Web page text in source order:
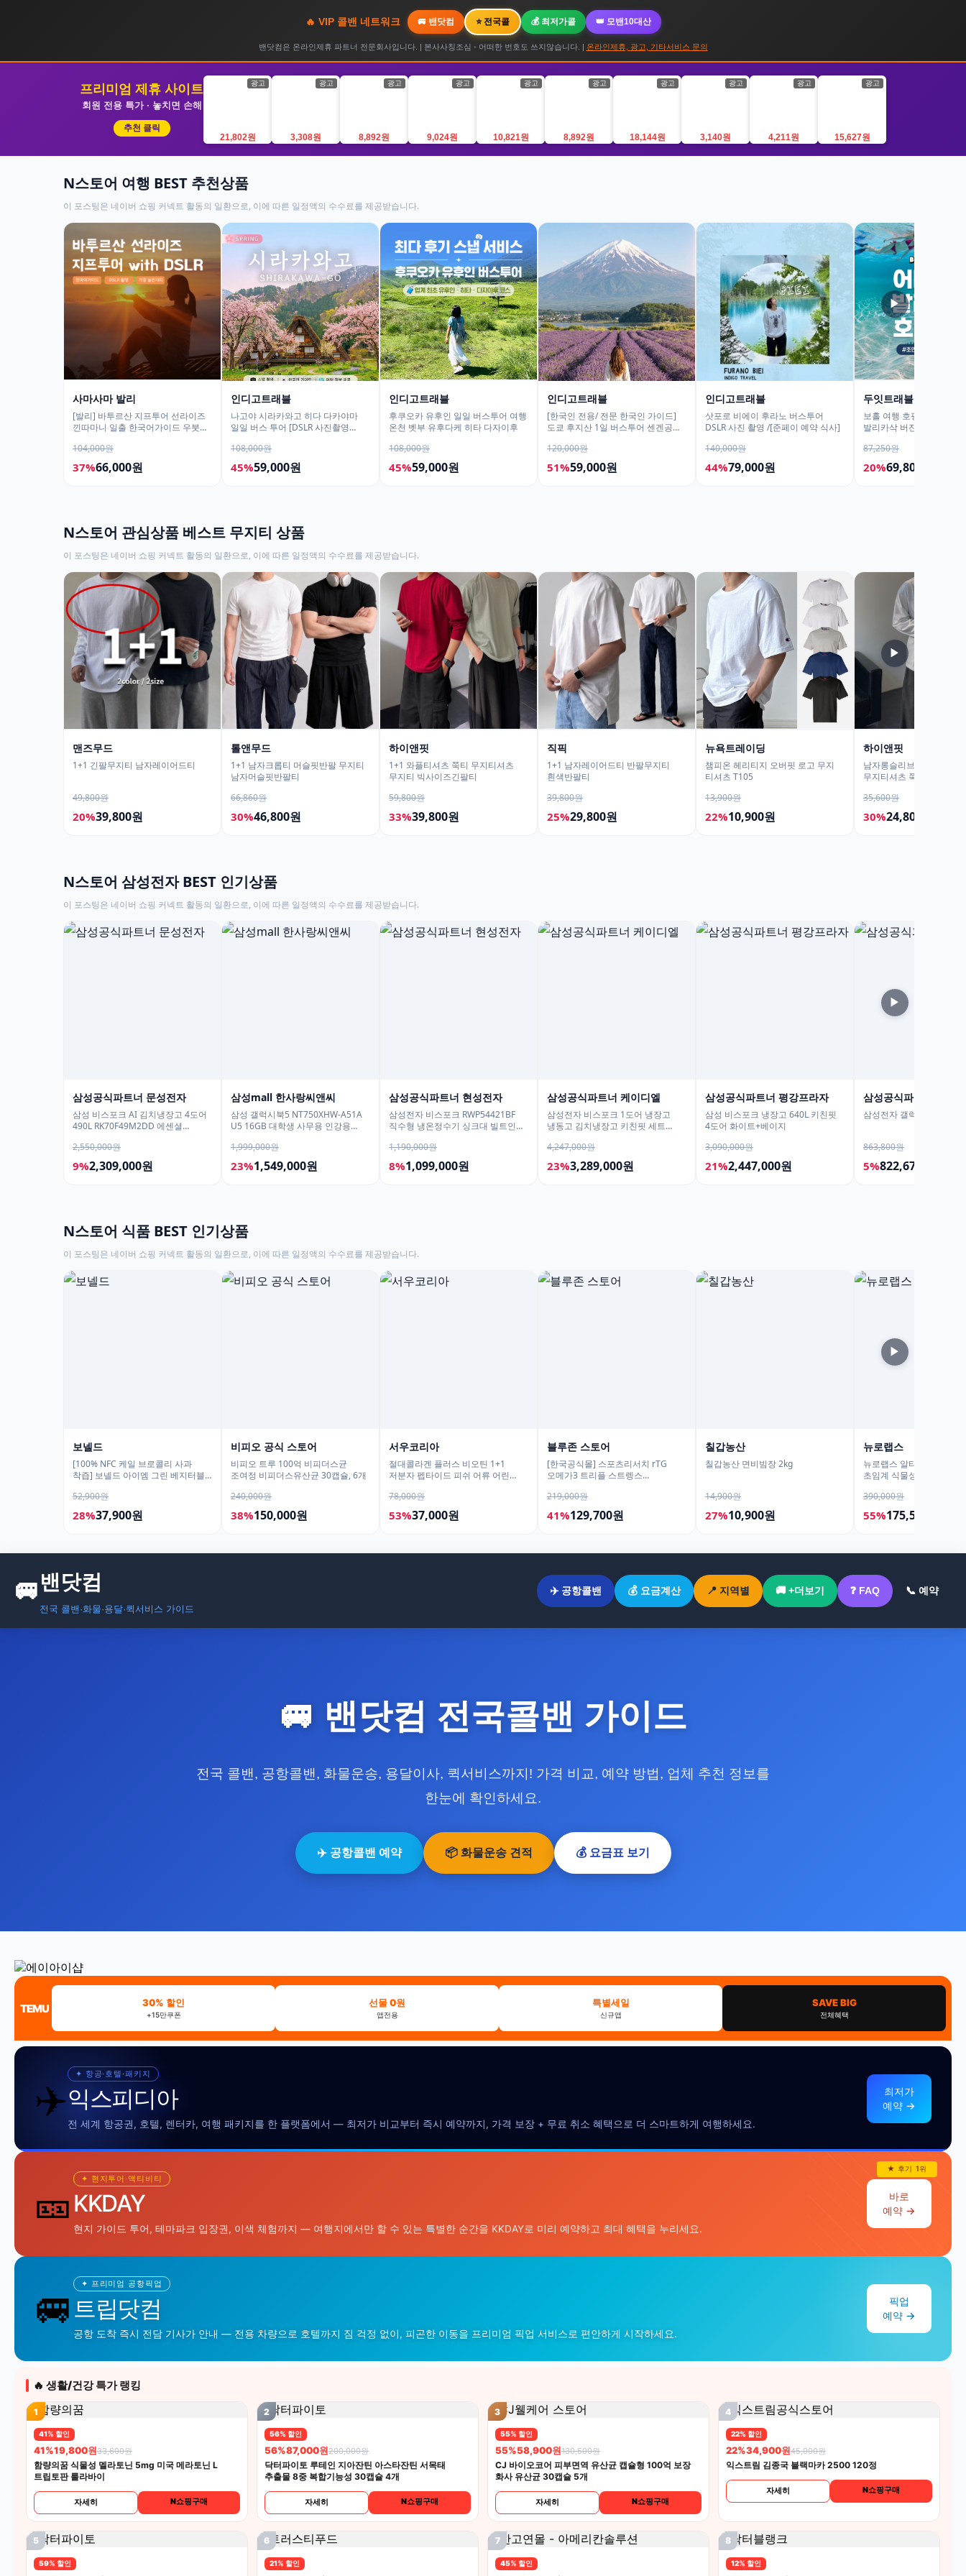
🔥 VIP 콜밴 네트워크 🚐 밴닷컴 ⭐ 전국콜 💰 최저가콜 👑 모밴10대산
밴닷컴은 온라인제휴 파트너 전문회사입니다. | 본사사칭조심 - 어떠한 번호도 쓰지않습니다. | 온라인제휴, 광고, 기타서비스 문의
프리미엄 제휴 사이트
회원 전용 특가 · 놓치면 손해
추천 클릭
광고
21,802원
광고
3,308원
광고
8,892원
광고
9,024원
광고
10,821원
광고
8,892원
광고
18,144원
광고
3,140원
광고
4,211원
광고
15,627원
N스토어 여행 BEST 추천상품
이 포스팅은 네이버 쇼핑 커넥트 활동의 일환으로, 이에 따른 일정액의 수수료를 제공받습니다.
사마사마 발리
[발리] 바투르산 지프투어 선라이즈
낀따마니 일출 한국어가이드 우붓
104,000원
37%66,000원
인디고트래블
나고야 시라카와고 히다 다카야마
일일 버스 투어 [DSLR 사진촬영
108,000원
45%59,000원
인디고트래블
후쿠오카 유후인 일일 버스투어 여행
온천 벳부 유후다케 히타 다자이후
108,000원
45%59,000원
인디고트래블
[한국인 전용/ 전문 한국인 가이드]
도쿄 후지산 1일 버스투어 센겐공원
120,000원
51%59,000원
인디고트래블
삿포로 비에이 후라노 버스투어
DSLR 사진 촬영 /[준페이 예약 식사]
140,000원
44%79,000원
두잇트래블
보홀 여행 호핑투어 어메
발리카삭 버진아일랜드 돌
87,250원
20%69,800원
▶
N스토어 관심상품 베스트 무지티 상품
이 포스팅은 네이버 쇼핑 커넥트 활동의 일환으로, 이에 따른 일정액의 수수료를 제공받습니다.
맨즈무드
1+1 긴팔무지티 남자레이어드티
49,800원
20%39,800원
톨앤무드
1+1 남자크롭티 머슬핏반팔 무지티
남자머슬핏반팔티
66,860원
30%46,800원
하이앤핏
1+1 와플티셔츠 쭉티 무지티셔츠
무지티 빅사이즈긴팔티
59,800원
33%39,800원
직픽
1+1 남자레이어드티 반팔무지티
흰색반팔티
39,800원
25%29,800원
뉴욕트레이딩
챔피온 헤리티지 오버핏 로고 무지
티셔츠 T105
13,900원
22%10,900원
하이앤핏
남자롱슬리브 긴팔무지티
무지티셔츠 쭉티
35,600원
30%24,800원
▶
N스토어 삼성전자 BEST 인기상품
이 포스팅은 네이버 쇼핑 커넥트 활동의 일환으로, 이에 따른 일정액의 수수료를 제공받습니다.
삼성공식파트너 문성전자
삼성 비스포크 AI 김치냉장고 4도어
490L RK70F49M2DD 에센셜
2,550,000원
9%2,309,000원
삼성mall 한사랑씨앤씨
삼성 갤럭시북5 NT750XHW-A51A
U5 16GB 대학생 사무용 인강용
1,999,000원
23%1,549,000원
삼성공식파트너 현성전자
삼성전자 비스포크 RWP54421BF
직수형 냉온정수기 싱크대 빌트인
1,190,000원
8%1,099,000원
삼성공식파트너 케이디엘
삼성전자 비스포크 1도어 냉장고
냉동고 김치냉장고 키친핏 세트
4,247,000원
23%3,289,000원
삼성공식파트너 평강프라자
삼성 비스포크 냉장고 640L 키친핏
4도어 화이트+베이지
3,090,000원
21%2,447,000원
삼성공식파트너 포디
삼성전자 갤럭시탭 S10 FE
863,800원
5%822,670원
▶
N스토어 식품 BEST 인기상품
이 포스팅은 네이버 쇼핑 커넥트 활동의 일환으로, 이에 따른 일정액의 수수료를 제공받습니다.
보넬드
[100% NFC 케일 브로콜리 사과
착즙] 보넬드 아이엠 그린 베지터블,
52,900원
28%37,900원
비피오 공식 스토어
비피오 트루 100억 비피더스균
조여정 비피더스유산균 30캡슐, 6개
240,000원
38%150,000원
서우코리아
절대콜라겐 플러스 비오틴 1+1
저분자 펩타이드 피쉬 어류 어린
78,000원
53%37,000원
블루존 스토어
[한국공식몰] 스포츠리서치 rTG
오메가3 트리플 스트렝스
219,000원
41%129,700원
칠갑농산
칠갑농산 면비빔장 2kg
14,900원
27%10,900원
뉴로랩스
뉴로랩스 알티지 오메가3
초임계 식물성 오메가쓰리
390,000원
55%175,500원
▶
🚐밴닷컴
전국 콜밴·화물·용달·퀵서비스 가이드
✈️ 공항콜밴 💰 요금계산 📍 지역별 🚚 +더보기 ❓ FAQ 📞 예약
🚐 밴닷컴 전국콜밴 가이드
전국 콜밴, 공항콜밴, 화물운송, 용달이사, 퀵서비스까지! 가격 비교, 예약 방법, 업체 추천 정보를
한눈에 확인하세요.
✈️ 공항콜밴 예약 📦 화물운송 견적 💰 요금표 보기
TEMU 30% 할인
+15만쿠폰
선물 0원
앱전용
특별세일
신규앱
SAVE BIG
전체혜택
✈️
✦ 항공·호텔·패키지
익스피디아
전 세계 항공권, 호텔, 렌터카, 여행 패키지를 한 플랫폼에서 — 최저가 비교부터 즉시 예약까지, 가격 보장 + 무료 취소 혜택으로 더 스마트하게 여행하세요.
최저가
예약 →
★ 후기 1위
🎫
✦ 현지투어·액티비티
KKDAY
현지 가이드 투어, 테마파크 입장권, 이색 체험까지 — 여행지에서만 할 수 있는 특별한 순간을 KKDAY로 미리 예약하고 최대 혜택을 누리세요.
바로
예약 →
🚐
✦ 프리미엄 공항픽업
트립닷컴
공항 도착 즉시 전담 기사가 안내 — 전용 차량으로 호텔까지 짐 걱정 없이, 피곤한 이동을 프리미엄 픽업 서비스로 편안하게 시작하세요.
픽업
예약 →
🔥 생활/건강 특가 랭킹
1
41% 할인
41%19,800원33,600원
함량의꿈 식물성 멜라토닌 5mg 미국 메라토닌 L
트립토판 룰라바이
자세히 N쇼핑구매
2
56% 할인
56%87,000원200,000원
닥터파이토 루테인 지아잔틴 아스타잔틴 서목태
추출물 8중 복합기능성 30캡슐 4개
자세히 N쇼핑구매
3
55% 할인
55%58,900원130,500원
CJ 바이오코어 피부면역 유산균 캡슐형 100억 보장
화사 유산균 30캡슐 5개
자세히 N쇼핑구매
4
22% 할인
22%34,900원45,000원
익스트림 김종국 블랙마카 2500 120정
자세히 N쇼핑구매
5
59% 할인
6
21% 할인
7
45% 할인
8
12% 할인